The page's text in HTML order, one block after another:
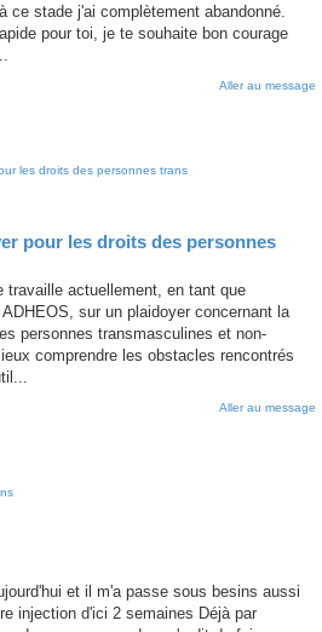
ce stade j'ai complètement abandonné.
pour toi, je te souhaite bon courage
Aller au message
les droits des personnes trans
pour les droits des personnes
travaille actuellement, en tant que
ADHEOS, sur un plaidoyer concernant la
personnes transmasculines et non-
comprendre les obstacles rencontrés
Aller au message
et il m'a passe sous besins aussi
injection d'ici 2 semaines Déjà par